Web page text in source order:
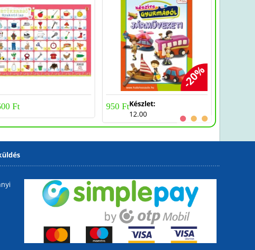
Ft
-20%
950 FtKészlet:
12.00